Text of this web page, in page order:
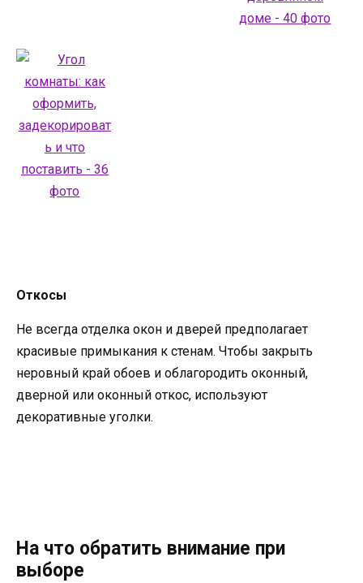
Откосы
Не всегда отделка окон и дверей предполагает
красивые примыкания к стенам. Чтобы закрыть
неровный край обоев и облагородить оконный,
дверной или оконный откос, используют
декоративные уголки.
На что обратить внимание при
выборе